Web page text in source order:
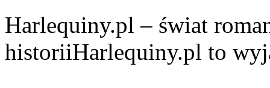
Harlequiny.pl – świat
historiiHarlequiny.pl to